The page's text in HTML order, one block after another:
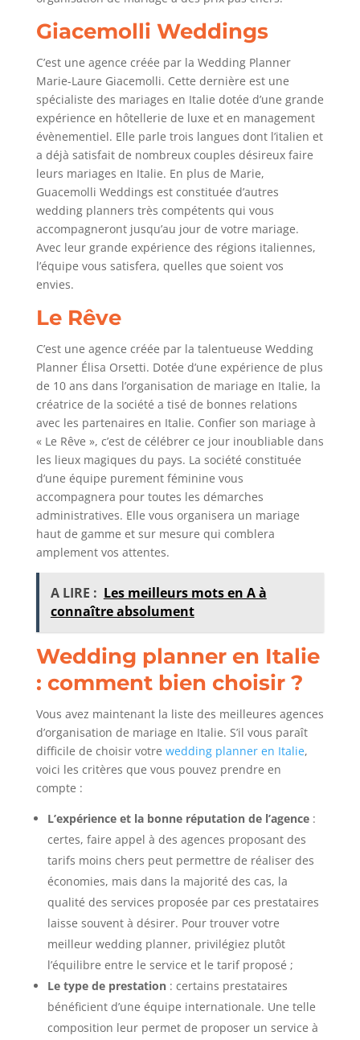
Giacemolli Weddings
C’est une agence créée par la Wedding Planner
Marie-Laure Giacemolli. Cette dernière est une
spécialiste des mariages en Italie dotée d’une grande
expérience en hôtellerie de luxe et en management
évènementiel. Elle parle trois langues dont l’italien et
a déjà satisfait de nombreux couples désireux faire
leurs mariages en Italie. En plus de Marie,
Guacemolli Weddings est constituée d’autres
wedding planners très compétents qui vous
accompagneront jusqu’au jour de votre mariage.
Avec leur grande expérience des régions italiennes,
l’équipe vous satisfera, quelles que soient vos
envies.
Le Rêve
C’est une agence créée par la talentueuse Wedding
Planner Élisa Orsetti. Dotée d’une expérience de plus
de 10 ans dans l’organisation de mariage en Italie, la
créatrice de la société a tisé de bonnes relations
avec les partenaires en Italie. Confier son mariage à
« Le Rêve », c’est de célébrer ce jour inoubliable dans
les lieux magiques du pays. La société constituée
d’une équipe purement féminine vous
accompagnera pour toutes les démarches
administratives. Elle vous organisera un mariage
haut de gamme et sur mesure qui comblera
amplement vos attentes.
A LIRE : Les meilleurs mots en A à
connaître absolument
Wedding planner en Italie
: comment bien choisir ?
Vous avez maintenant la liste des meilleures agences
d’organisation de mariage en Italie. S’il vous paraît
difficile de choisir votre wedding planner en Italie,
voici les critères que vous pouvez prendre en
compte :
L’expérience et la bonne réputation de l’agence:
certes, faire appel à des agences proposant des
tarifs moins chers peut permettre de réaliser des
économies, mais dans la majorité des cas, la
qualité des services proposée par ces prestataires
laisse souvent à désirer. Pour trouver votre
meilleur wedding planner, privilégiez plutôt
l’équilibre entre le service et le tarif proposé ;
Le type de prestation: certains prestataires
bénéficient d’une équipe internationale. Une telle
composition leur permet de proposer un service à